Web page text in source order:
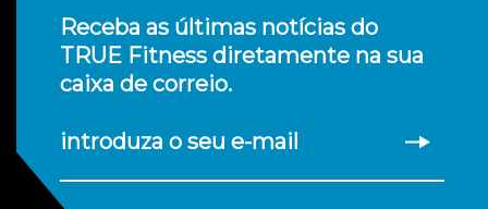
Receba as últimas notícias do
TRUE Fitness diretamente na sua
caixa de correio.
introduza o seu e-mail